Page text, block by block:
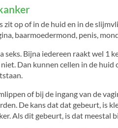
zit op of in de huid en in de
baarmoedermond, penis,
seks. Bijna iedereen raakt wel 1
Dan kunnen cellen in de
of bij de ingang van de
De kans dat dat gebeurt, is
Als dit gebeurt, is dat meestal